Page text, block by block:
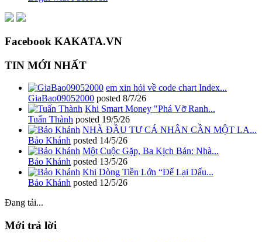
Facebook KAKATA.VN
TIN MỚI NHẤT
em xin hỏi về code chart Index...
GiaBao09052000 posted 8/7/26
Khi Smart Money "Phá Vỡ Ranh...
Tuấn Thành posted 19/5/26
NHÀ ĐẦU TƯ CÁ NHÂN CẦN MỘT LA...
Bảo Khánh posted 14/5/26
Một Cuộc Gặp, Ba Kịch Bản: Nhà...
Bảo Khánh posted 13/5/26
Khi Dòng Tiền Lớn “Để Lại Dấu...
Bảo Khánh posted 12/5/26
Đang tải...
Mới trả lời